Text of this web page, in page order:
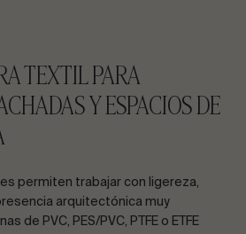
TEXTIL PARA
Y ESPACIOS DE
permiten trabajar con ligereza,
arquitectónica muy
de PVC, PES/PVC, PTFE o ETFE